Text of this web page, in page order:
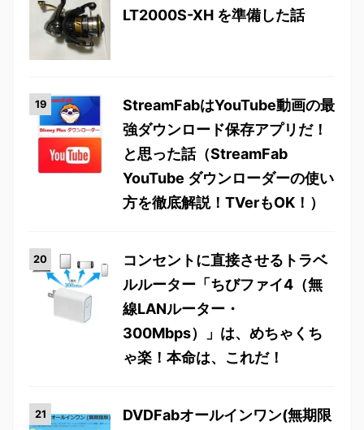
LT2000S-XH を準備した話
StreamFabはYouTube動画の最
強ダウンロード保存アプリだ！
と思った話（StreamFab
YouTube ダウンローダーの使い
方を徹底解説！TVerもOK！）
コンセントに直接させるトラベ
ルルーター「ちびファイ4（無
線LANルーター・
300Mbps）」は、めちゃくち
ゃ楽！本命は、これだ！
DVDFabオールインワン(無期限